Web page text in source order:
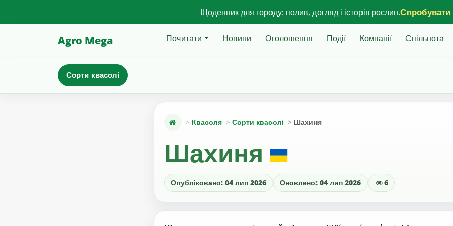
Щоденник для городу: полив, догляд і історія рослин.
Agro Mega Почитати Новини Оголошення Події Компанії Спільнота
Сорти квасолі
Квасоля Сорти квасолі Шахиня
Шахиня
Опубліковано: 04 лип 2026 Оновлено: 04 лип 2026 6